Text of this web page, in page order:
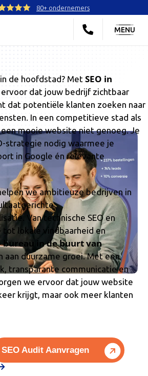
80+ ondernemers
MENU
de hoofdstad? Met SEO in
dat jouw bedrijf zichtbaar
dat potentiële klanten zoeken naar
In een competitieve stad als
mooie website niet genoeg. Je
strategie nodig waarmee je
in Google én relevante
we ambitieuze bedrijven in
Van technische SEO en
lokale vindbaarheid en
bureau in de buurt van
aan duurzame groei. Met een
transparante communicatie en
we ervoor dat jouw website
krijgt, maar ook meer klanten
SEO Audit Aanvragen